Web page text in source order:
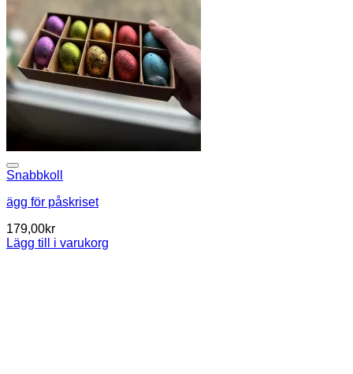
Snabbkoll
ägg för påskriset
179,00kr
Lägg till i varukorg